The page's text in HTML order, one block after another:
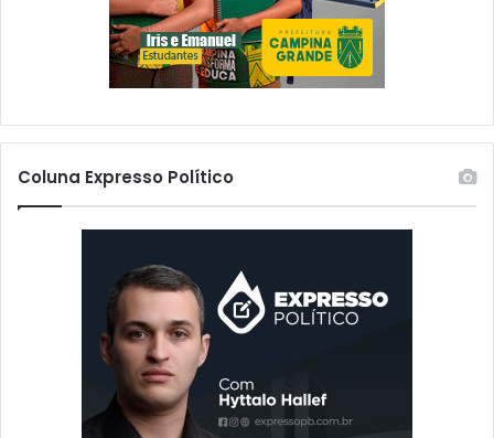
Coluna Expresso Político